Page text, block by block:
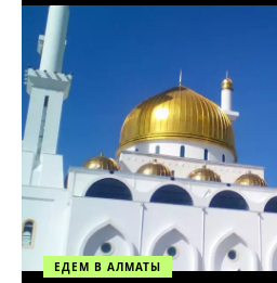
ЕДЕМ В АЛМАТЫ